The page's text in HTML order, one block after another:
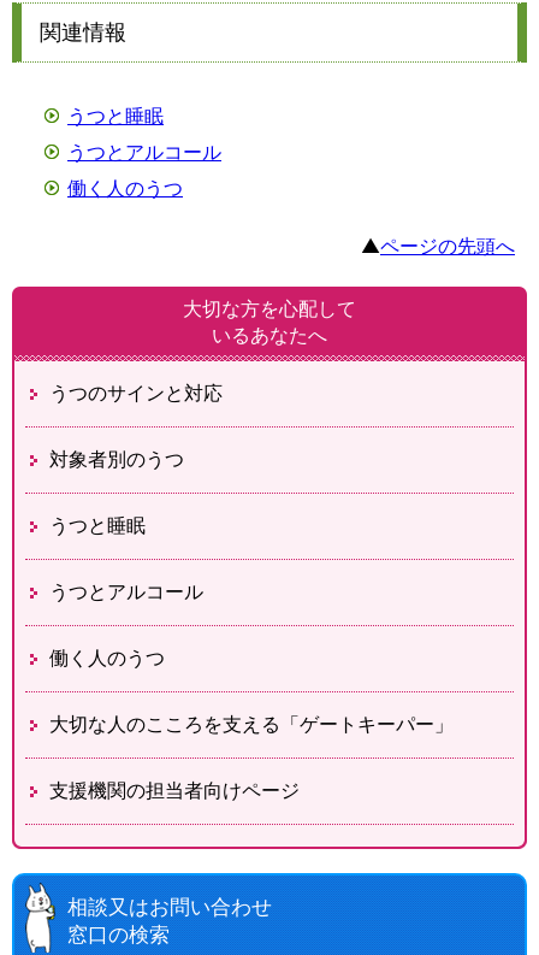
関連情報
うつと睡眠
うつとアルコール
働く人のうつ
▲ページの先頭へ
大切な方を心配して
いるあなたへ
うつのサインと対応
対象者別のうつ
うつと睡眠
うつとアルコール
働く人のうつ
大切な人のこころを支える「ゲートキーパー」
支援機関の担当者向けページ
相談又はお問い合わせ
窓口の検索